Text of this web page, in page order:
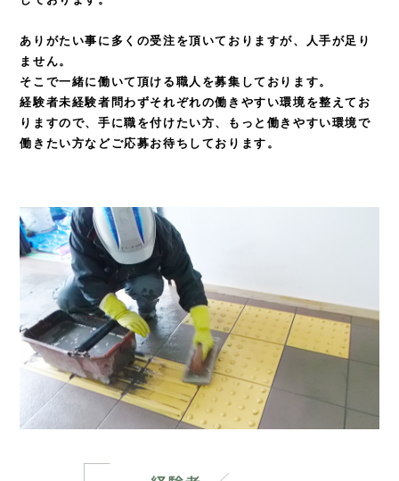
ありがたい事に多くの受注を頂いておりますが、人手が足り
ません。
そこで一緒に働いて頂ける職人を募集しております。
経験者未経験者問わずそれぞれの働きやすい環境を整えてお
りますので、手に職を付けたい方、もっと働きやすい環境で
働きたい方などご応募お待ちしております。